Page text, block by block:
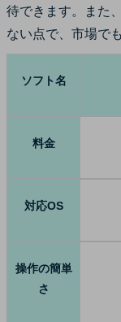
待できます。また
ない点で、市場で
ソフト名
料金
対応OS
操作の簡単
さ